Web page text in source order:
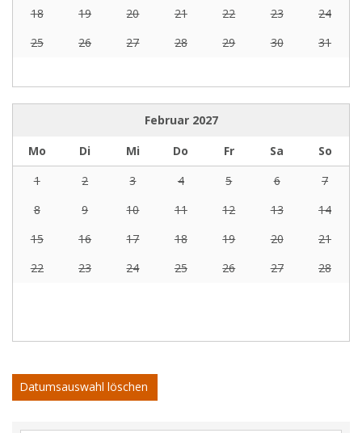
18
19 20 21 22 23
24
25
26 27 28 29 30 31
Februar 2027
Mo
Di Mi Do Fr Sa
So
1
2 3 4 5 6
7
8
9 10 11 12 13
14
15
16 17 18 19 20
21
22
23 24 25 26 27 28
Datumsauswahl löschen